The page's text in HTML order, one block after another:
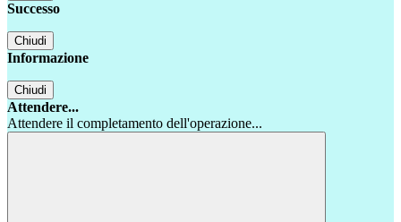
Successo
Chiudi
Informazione
Chiudi
Attendere...
Attendere il completamento dell'operazione...